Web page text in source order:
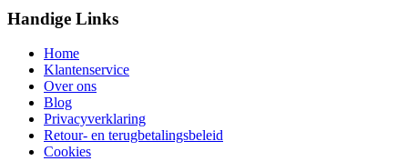
Handige Links
Home
Klantenservice
Over ons
Blog
Privacyverklaring
Retour- en terugbetalingsbeleid
Cookies